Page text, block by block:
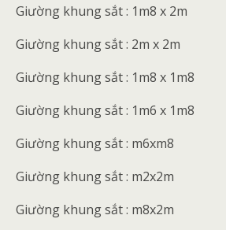
Giường khung sắt : 1m8 x 2m
Giường khung sắt : 2m x 2m
Giường khung sắt : 1m8 x 1m8
Giường khung sắt : 1m6 x 1m8
Giường khung sắt : m6xm8
Giường khung sắt : m2x2m
Giường khung sắt : m8x2m